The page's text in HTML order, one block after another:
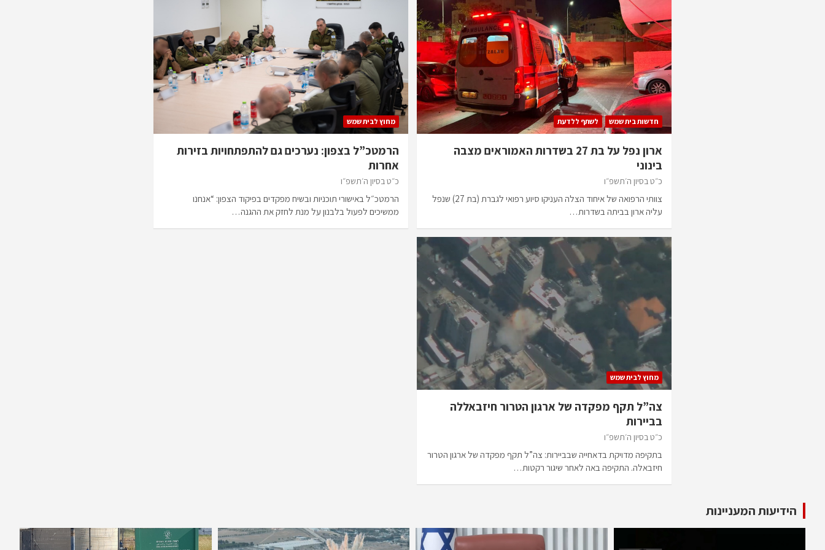
חדשות בית שמש לשתף ללדעת
ארון נפל על בת 27 בשדרות האמוראים מצבה
בינוני
כ״ט בסיון ה׳תשפ״ו
צוותי הרפואה של איחוד הצלה העניקו סיוע רפואי לגברת (בת 27) שנפל
עליה ארון בביתה בשדרות…
מחוץ לבית שמש
הרמטכ”ל בצפון: נערכים גם להתפתחויות בזירות
אחרות
כ״ט בסיון ה׳תשפ״ו
הרמטכ״ל באישורי תוכניות ובשיח מפקדים בפיקוד הצפון: “אנחנו
ממשיכים לפעול בלבנון על מנת לחזק את ההגנה…
מחוץ לבית שמש
צה”ל תקף מפקדה של ארגון הטרור חיזבאללה
בביירות
כ״ט בסיון ה׳תשפ״ו
בתקיפה מדויקת בדאחייה שבביירות: צה”ל תקף מפקדה של ארגון הטרור
חיזבאלה. התקיפה באה לאחר שיגור רקטות…
הידיעות המעניינות